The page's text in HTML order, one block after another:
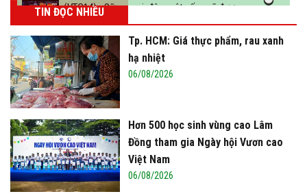
(VTC14) - Sữa ngoại, động vật sống sẽ được
miễn thuế nhập khẩu
TIN ĐỌC NHIỀU
Tp. HCM: Giá thực phẩm, rau xanh
hạ nhiệt
06/08/2026
Hơn 500 học sinh vùng cao Lâm
Đồng tham gia Ngày hội Vươn cao
Việt Nam
06/08/2026